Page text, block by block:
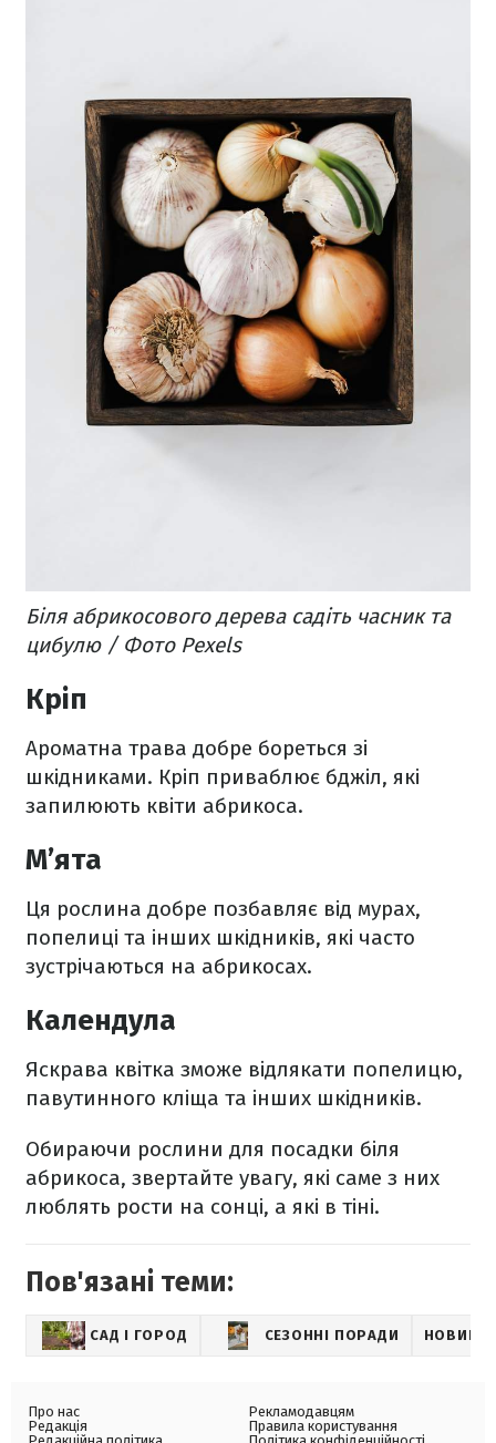
Біля абрикосового дерева садіть часник та
цибулю / Фото Pexels
Кріп
Ароматна трава добре бореться зі
шкідниками. Кріп приваблює бджіл, які
запилюють квіти абрикоса.
М’ята
Ця рослина добре позбавляє від мурах,
попелиці та інших шкідників, які часто
зустрічаються на абрикосах.
Календула
Яскрава квітка зможе відлякати попелицю,
павутинного кліща та інших шкідників.
Обираючи рослини для посадки біля
абрикоса, звертайте увагу, які саме з них
люблять рости на сонці, а які в тіні.
Пов'язані теми:
САД І ГОРОД СЕЗОННІ ПОРАДИ НОВИНИ
Про нас
Редакція
Рекламодавцям
Правила користування